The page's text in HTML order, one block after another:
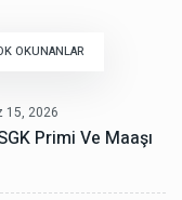
OKUNANLAR
15, 2026
Primi Ve Maaşı